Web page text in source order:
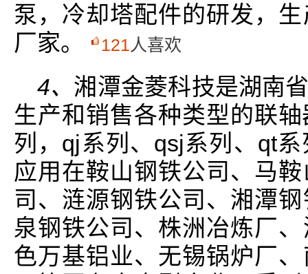
泵，冷却塔配件的研发，
厂家。
121人喜欢
4、 湘潭金菱科技是湖南
生产和销售各种类型的联
列，qj系列、qsj系列、qt
应用在鞍山钢铁公司、马
司、涟源钢铁公司、湘潭
泉钢铁公司、株洲冶炼厂
色万基铝业、无锡锅炉厂